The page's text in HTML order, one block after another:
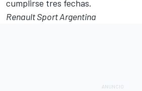
cumplirse tres fechas.
Renault Sport Argentina